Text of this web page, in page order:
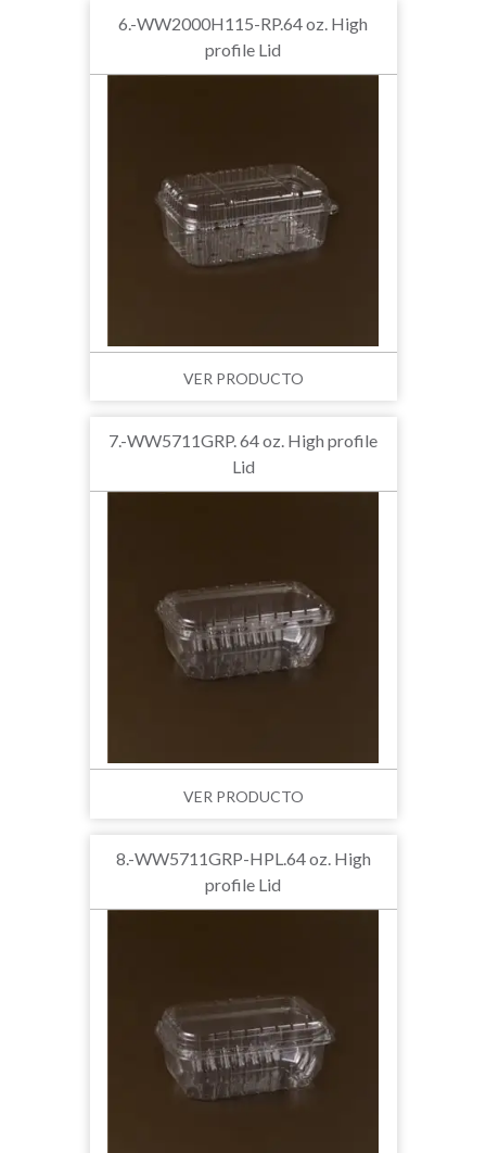
6.-WW2000H115-RP.64 oz. High
profile Lid
VER PRODUCTO
7.-WW5711GRP. 64 oz. High profile
Lid
VER PRODUCTO
8.-WW5711GRP-HPL.64 oz. High
profile Lid